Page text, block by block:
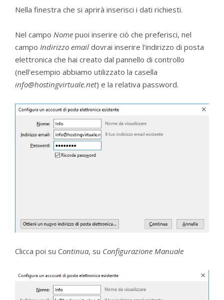
Nella finestra che si aprirà inserisci i dati richiesti.
Nel campo Nome puoi inserire ciò che preferisci, nel
campo Indirizzo email dovrai inserire l’indirizzo di posta
elettronica che hai creato dal pannello di controllo
(nell’esempio abbiamo utilizzato la casella
info@hostingvirtuale.net) e la relativa password.
Clicca poi su Continua, su Configurazione Manuale